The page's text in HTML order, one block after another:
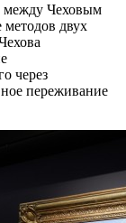
между Чеховым
двух
через
переживание